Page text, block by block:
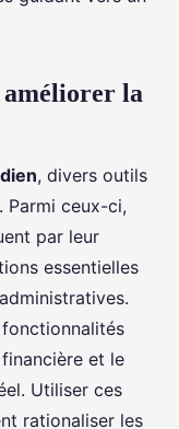
améliorer la
, divers outils
Parmi ceux-ci,
par leur
essentielles
et le
Utiliser ces
rationaliser les